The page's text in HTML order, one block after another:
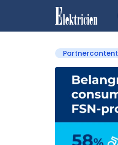
Partnercontent